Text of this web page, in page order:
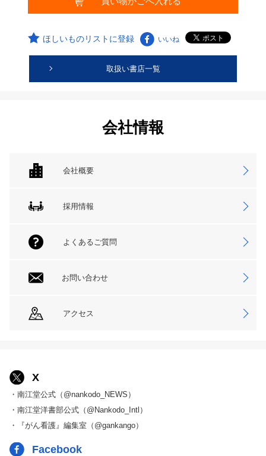
ほしいものリストに登録 いいね
取扱い書店一覧
会社情報
会社概要
採用情報
よくあるご質問
お問い合わせ
アクセス
X
・南江堂公式（@nankodo_NEWS）
・南江堂洋書部公式（@Nankodo_Intl）
・『がん看護』編集室（@gankango）
Facebook